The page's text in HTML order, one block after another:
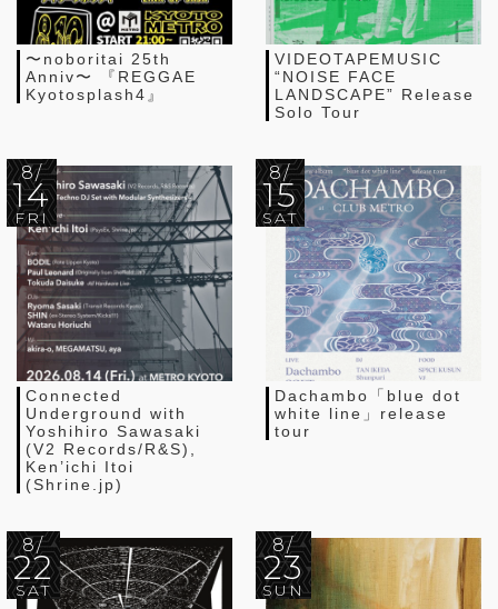
〜noboritai 25th
Anniv〜 『REGGAE
Kyotosplash4』
VIDEOTAPEMUSIC
“NOISE FACE
LANDSCAPE” Release
Solo Tour
8/
14
FRI
Connected
Underground with
Yoshihiro Sawasaki
(V2 Records/R&S),
Ken’ichi Itoi
(Shrine.jp)
8/
15
SAT
Dachambo「blue dot
white line」release
tour
8/
22
SAT
8/
23
SUN